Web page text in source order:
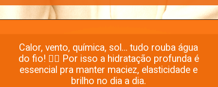
Calor, vento, química, sol… tudo rouba água
do fio! 😮‍💨 Por isso a hidratação profunda é
essencial pra manter maciez, elasticidade e
brilho no dia a dia.